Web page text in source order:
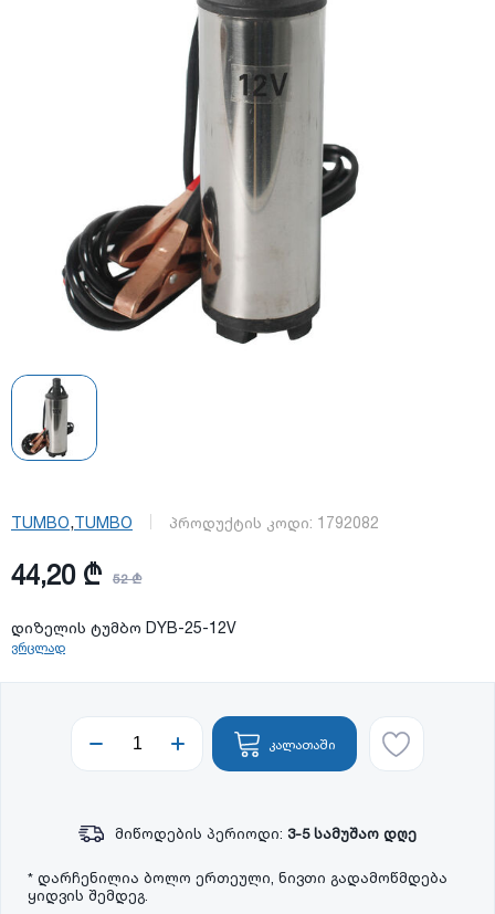
TUMBO,TUMBO პროდუქტის კოდი: 1792082
44,20 ₾ 52 ₾
დიზელის ტუმბო DYB-25-12V
ვრცლად
კალათაში
მიწოდების პერიოდი: 3-5 სამუშაო დღე
* დარჩენილია ბოლო ერთეული, ნივთი გადამოწმდება
ყიდვის შემდეგ.